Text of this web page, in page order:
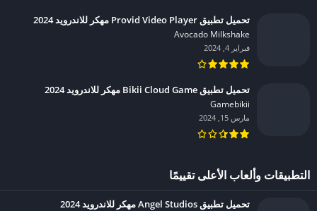
تحميل تطبيق Provid Video Player مهكر للاندرويد 2024
Avocado Milkshake‏
فبراير 4, 2024
تحميل تطبيق Bikii Cloud Game مهكر للاندرويد 2024
Gamebikii‏
مارس 15, 2024
التطبيقات وألعاب الأعلى تقييمًا
تحميل تطبيق Angel Studios مهكر للاندرويد 2024